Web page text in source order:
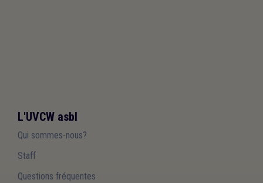
L'UVCW asbl
Qui sommes-nous?
Staff
Questions fréquentes